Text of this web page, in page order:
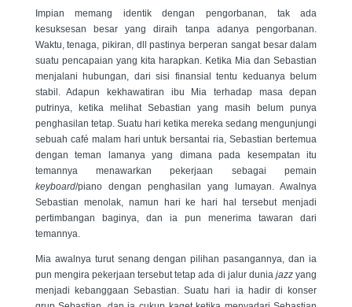
Impian memang identik dengan pengorbanan, tak ada
kesuksesan besar yang diraih tanpa adanya pengorbanan.
Waktu, tenaga, pikiran, dll pastinya berperan sangat besar dalam
suatu pencapaian yang kita harapkan. Ketika Mia dan Sebastian
menjalani hubungan, dari sisi finansial tentu keduanya belum
stabil. Adapun kekhawatiran ibu Mia terhadap masa depan
putrinya, ketika melihat Sebastian yang masih belum punya
penghasilan tetap. Suatu hari ketika mereka sedang mengunjungi
sebuah café malam hari untuk bersantai ria, Sebastian bertemua
dengan teman lamanya yang dimana pada kesempatan itu
temannya menawarkan pekerjaan sebagai pemain
keyboard/piano dengan penghasilan yang lumayan. Awalnya
Sebastian menolak, namun hari ke hari hal tersebut menjadi
pertimbangan baginya, dan ia pun menerima tawaran dari
temannya.
Mia awalnya turut senang dengan pilihan pasangannya, dan ia
pun mengira pekerjaan tersebut tetap ada di jalur duniajazz yang
menjadi kebanggaan Sebastian. Suatu hari ia hadir di konser